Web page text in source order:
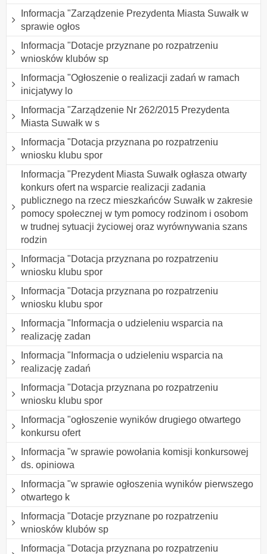
Informacja "Zarządzenie Prezydenta Miasta Suwałk w
sprawie ogłos
Informacja "Dotacje przyznane po rozpatrzeniu
wniosków klubów sp
Informacja "Ogłoszenie o realizacji zadań w ramach
inicjatywy lo
Informacja "Zarządzenie Nr 262/2015 Prezydenta
Miasta Suwałk w s
Informacja "Dotacja przyznana po rozpatrzeniu
wniosku klubu spor
Informacja "Prezydent Miasta Suwałk ogłasza otwarty
konkurs ofert na wsparcie realizacji zadania
publicznego na rzecz mieszkańców Suwałk w zakresie
pomocy społecznej w tym pomocy rodzinom i osobom
w trudnej sytuacji życiowej oraz wyrównywania szans
rodzin
Informacja "Dotacja przyznana po rozpatrzeniu
wniosku klubu spor
Informacja "Dotacja przyznana po rozpatrzeniu
wniosku klubu spor
Informacja "Informacja o udzieleniu wsparcia na
realizację zadan
Informacja "Informacja o udzieleniu wsparcia na
realizację zadań
Informacja "Dotacja przyznana po rozpatrzeniu
wniosku klubu spor
Informacja "ogłoszenie wyników drugiego otwartego
konkursu ofert
Informacja "w sprawie powołania komisji konkursowej
ds. opiniowa
Informacja "w sprawie ogłoszenia wyników pierwszego
otwartego k
Informacja "Dotacje przyznane po rozpatrzeniu
wniosków klubów sp
Informacja "Dotacja przyznana po rozpatrzeniu